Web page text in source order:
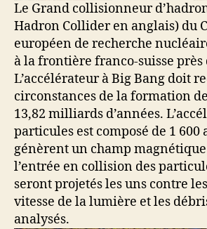
Le Grand collisionneur
Hadron Collider en anglais) du
européen de recherche
à la frontière franco-suisse près
L’accélérateur à Big Bang doit
circonstances de la formation
13,82 milliards d’années.
particules est composé de 1
génèrent un champ
l’entrée en collision des
seront projetés les uns contre
vitesse de la lumière et les
analysés.